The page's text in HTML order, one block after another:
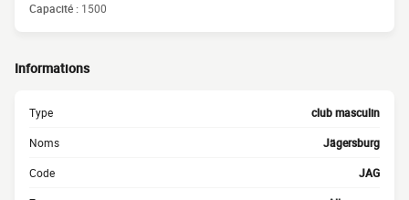
Capacité : 1500
Informations
Type club masculin
Noms Jägersburg
Code JAG